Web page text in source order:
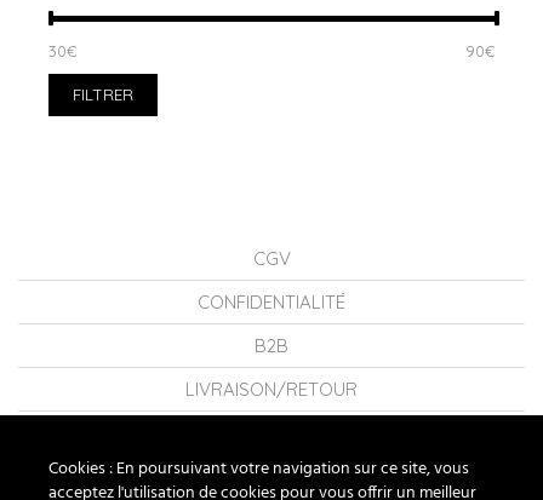
PRIX
MIN
PRIX
MAX
FILTRER
30€ 90€
CGV
CONFIDENTIALITÉ
B2B
LIVRAISON/RETOUR
LA MARQUE
Cookies : En poursuivant votre navigation sur ce site, vous
acceptez l'utilisation de cookies pour vous offrir un meilleur